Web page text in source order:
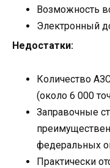
Возможность
Электронный
Недостатки:
Количество
(около 6 000
Заправочные
федеральных
Практически